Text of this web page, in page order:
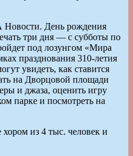
День рождения
три дня — с субботы по
под лозунгом «Мира
празднования 310-летия
увидеть, как ставится
на Дворцовой площади
и джаза, оценить игру
парке и посмотреть на